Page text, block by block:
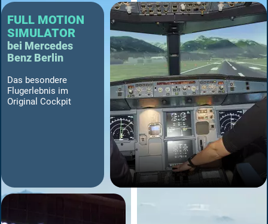
FULL MOTION
SIMULATOR
bei Mercedes
Benz Berlin
Das besondere
Flugerlebnis im
Original Cockpit